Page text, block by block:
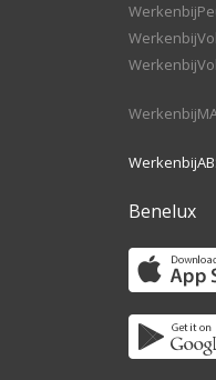
Benelux